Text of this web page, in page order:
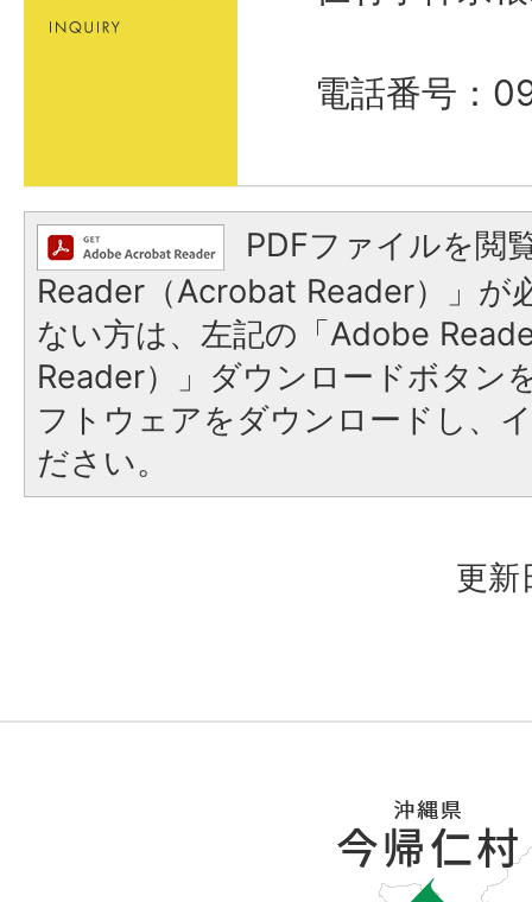
電話番号：
PDFファイルを閲
Reader（Acrobat Reader）」が
ない方は、左記の「Adobe
Reader）」ダウンロードボタン
フトウェアをダウンロードし、
ださい。
更新